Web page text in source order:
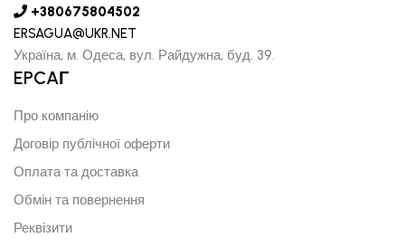
+380675804502
ERSAGUA@UKR.NET
Україна, м. Одеса, вул. Райдужна, буд. 39.
EPCAГ
Про компанію
Договір публічної оферти
Оплата та доставка
Обмін та повернення
Реквізити